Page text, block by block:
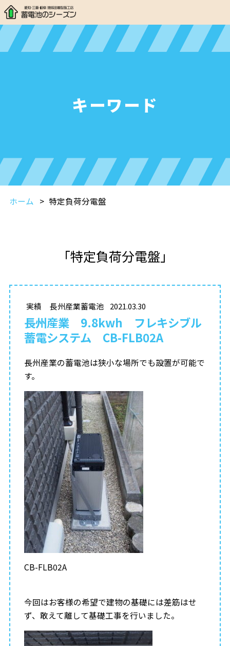
キーワード
ホーム 特定負荷分電盤
「特定負荷分電盤」
実績 長州産業蓄電池 2021.03.30
長州産業 9.8kwh フレキシブル
蓄電システム CB-FLB02A
長州産業の蓄電池は狭小な場所でも設置が可能で
す。
CB-FLB02A
今回はお客様の希望で建物の基礎には差筋はせ
ず、敢えて離して基礎工事を行いました。